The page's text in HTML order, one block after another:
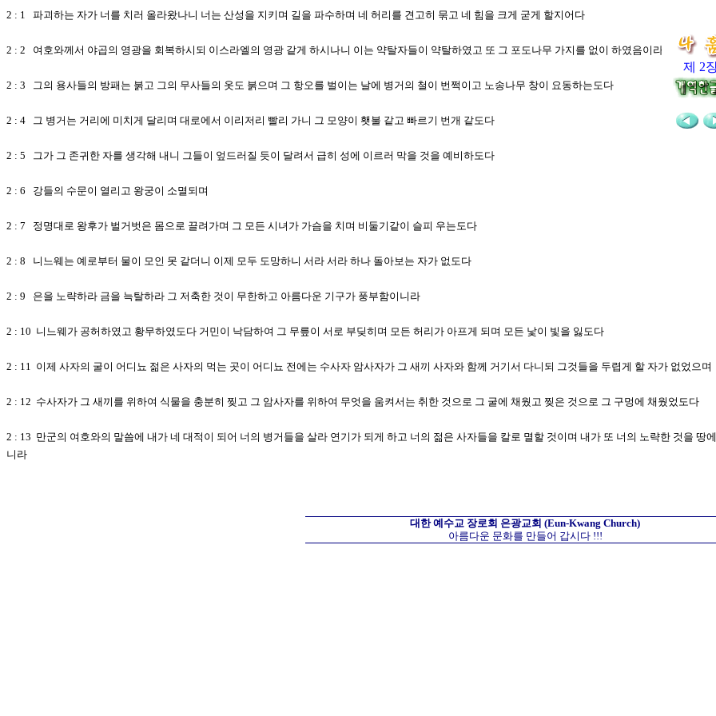
제 2
2 : 1 파괴하는 자가 너를 치러 올라왔나니 너는 산성을 지키며 길을 파수하며 네 허리를 견고히 묶고 네 힘을 크게 굳게 할지어다
2 : 2 여호와께서 야곱의 영광을 회복하시되 이스라엘의 영광 같게 하시나니 이는 약탈자들이 약탈하였고 또 그 포도나무 가지를 없이 하였음이라
2 : 3 그의 용사들의 방패는 붉고 그의 무사들의 옷도 붉으며 그 항오를 벌이는 날에 병거의 철이 번쩍이고 노송나무 창이 요동하는도다
2 : 4 그 병거는 거리에 미치게 달리며 대로에서 이리저리 빨리 가니 그 모양이 횃불 같고 빠르기 번개 같도다
2 : 5 그가 그 존귀한 자를 생각해 내니 그들이 엎드러질 듯이 달려서 급히 성에 이르러 막을 것을 예비하도다
2 : 6 강들의 수문이 열리고 왕궁이 소멸되며
2 : 7 정명대로 왕후가 벌거벗은 몸으로 끌려가며 그 모든 시녀가 가슴을 치며 비둘기같이 슬피 우는도다
2 : 8 니느웨는 예로부터 물이 모인 못 같더니 이제 모두 도망하니 서라 서라 하나 돌아보는 자가 없도다
2 : 9 은을 노략하라 금을 늑탈하라 그 저축한 것이 무한하고 아름다운 기구가 풍부함이니라
2 : 10 니느웨가 공허하였고 황무하였도다 거민이 낙담하여 그 무릎이 서로 부딪히며 모든 허리가 아프게 되며 모든 낯이 빛을 잃도다
2 : 11 이제 사자의 굴이 어디뇨 젊은 사자의 먹는 곳이 어디뇨 전에는 수사자 암사자가 그 새끼 사자와 함께 거기서 다니되 그것들을 두렵게 할 자가 없었으며
2 : 12 수사자가 그 새끼를 위하여 식물을 충분히 찢고 그 암사자를 위하여 무엇을 움켜서는 취한 것으로 그 굴에 채웠고 찢은 것으로 그 구멍에 채웠었도다
2 : 13 만군의 여호와의 말씀에 내가 네 대적이 되어 너의 병거들을 살라 연기가 되게 하고 너의 젊은 사자들을 칼로 멸할 것이며 내가 또 너의 노략한 것을
니라
대한 예수교 장로회 은광교회 (Eun-Kwang Church)
아름다운 문화를 만들어 갑시다 !!!